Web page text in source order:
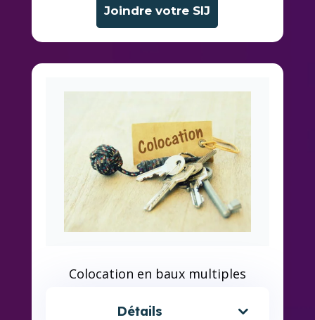
Joindre votre SIJ
Colocation en baux multiples
Détails